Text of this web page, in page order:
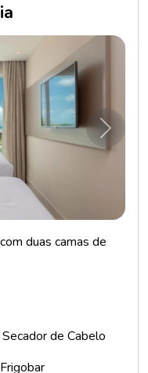
duas camas de
Secador de Cabelo
Frigobar